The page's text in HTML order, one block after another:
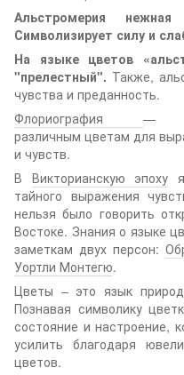
Альстромерия
Символизирует силу и
На языке цветов
"прелестный". Также,
чувства и преданность.
Флориография —
различным цветам для
и чувств.
В Викторианскую эпоху
тайного выражения
нельзя было говорить
Востоке. Знания о языке
заметкам двух персон:
Уортли Монтегю.
Цветы – это язык
Познавая символику
состояние и настроение,
усилить благодаря
цветов.